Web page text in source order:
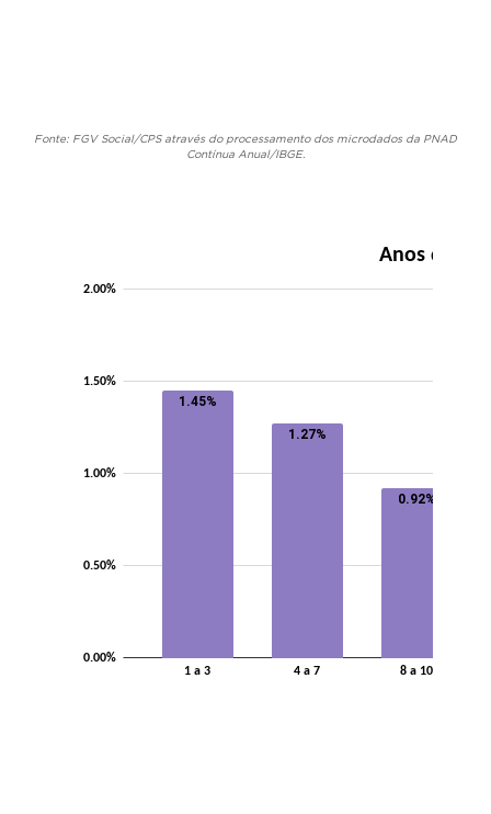
Fonte: FGV Social/CPS através do processamento dos microdados da PNAD
Contínua Anual/IBGE.